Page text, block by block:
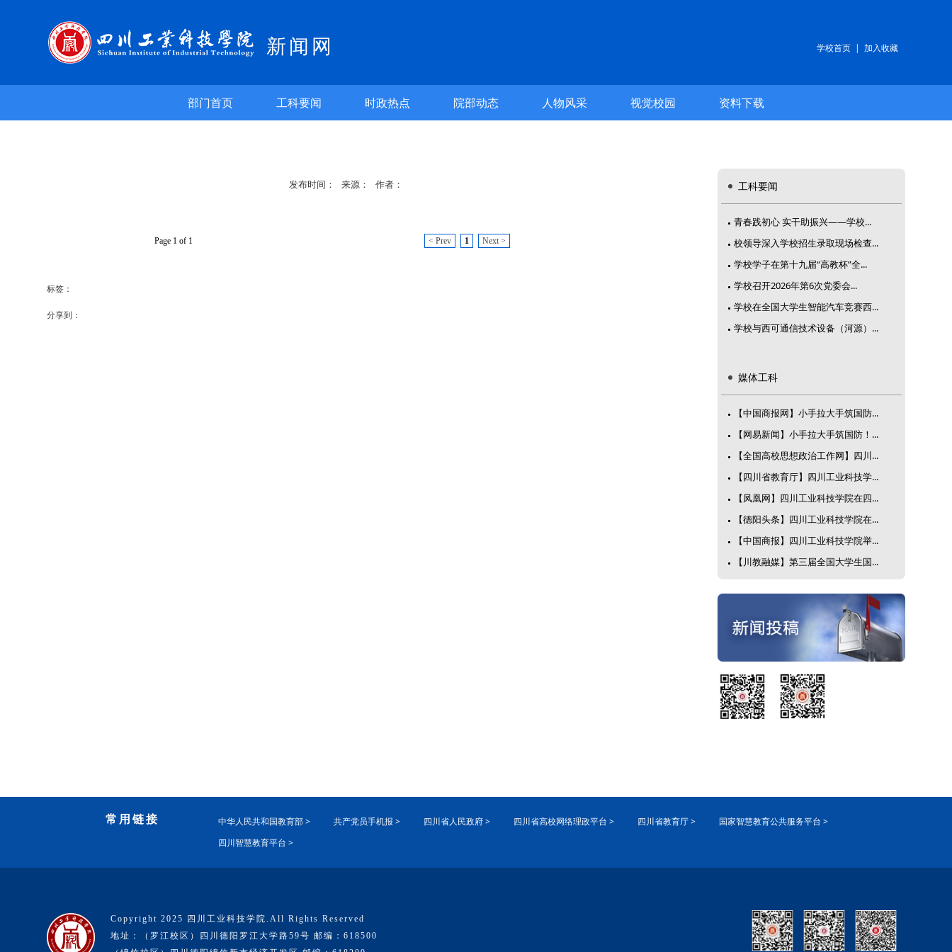
新闻网 学校首页 | 加入收藏
部门首页 工科要闻 时政热点 院部动态 人物风采 视觉校园 资料下载
发布时间： 来源： 作者：
Page 1 of 1 < Prev 1 Next >
标签：
分享到：
工科要闻
青春践初心 实干助振兴——学校...
校领导深入学校招生录取现场检查...
学校学子在第十九届“高教杯”全...
学校召开2026年第6次党委会...
学校在全国大学生智能汽车竞赛西...
学校与西可通信技术设备（河源）...
媒体工科
【中国商报网】小手拉大手筑国防...
【网易新闻】小手拉大手筑国防！...
【全国高校思想政治工作网】四川...
【四川省教育厅】四川工业科技学...
【凤凰网】四川工业科技学院在四...
【德阳头条】四川工业科技学院在...
【中国商报】四川工业科技学院举...
【川教融媒】第三届全国大学生国...
常用链接 中华人民共和国教育部 > 共产党员手机报 > 四川省人民政府 > 四川省高校网络理政平台 > 四川省教育厅 >
国家智慧教育公共服务平台 >
四川智慧教育平台 >
Copyright 2025 四川工业科技学院.All Rights Reserved
地址：（罗江校区）四川德阳罗江大学路59号 邮编：618500